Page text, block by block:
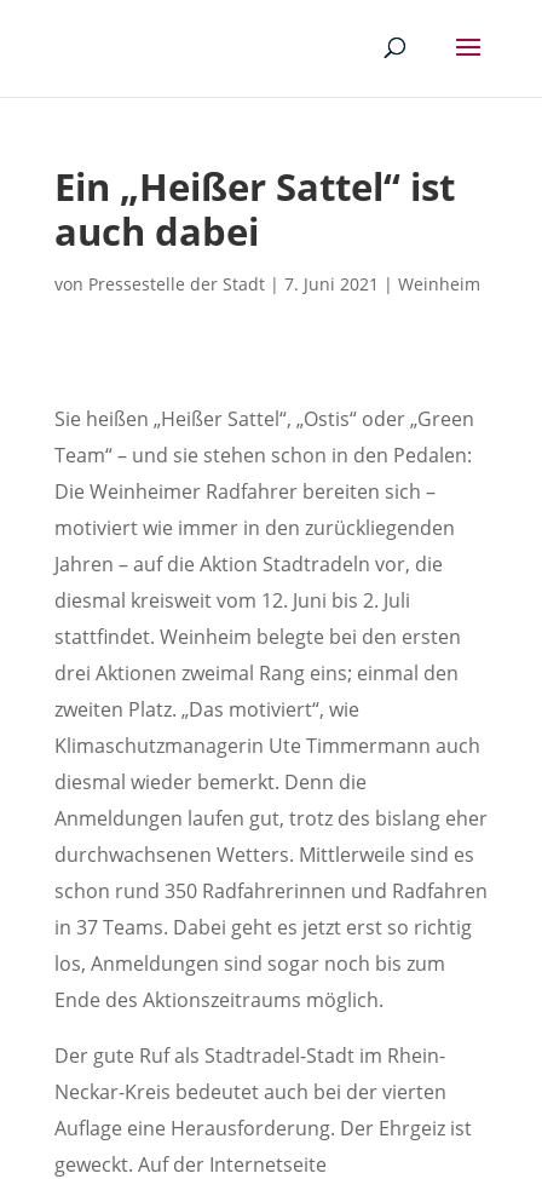
Ein „Heißer Sattel“ ist
auch dabei
von Pressestelle der Stadt| 7. Juni 2021 | Weinheim
Sie heißen „Heißer Sattel“, „Ostis“ oder „Green
Team“ – und sie stehen schon in den Pedalen:
Die Weinheimer Radfahrer bereiten sich –
motiviert wie immer in den zurückliegenden
Jahren – auf die Aktion Stadtradeln vor, die
diesmal kreisweit vom 12. Juni bis 2. Juli
stattfindet. Weinheim belegte bei den ersten
drei Aktionen zweimal Rang eins; einmal den
zweiten Platz. „Das motiviert“, wie
Klimaschutzmanagerin Ute Timmermann auch
diesmal wieder bemerkt. Denn die
Anmeldungen laufen gut, trotz des bislang eher
durchwachsenen Wetters. Mittlerweile sind es
schon rund 350 Radfahrerinnen und Radfahren
in 37 Teams. Dabei geht es jetzt erst so richtig
los, Anmeldungen sind sogar noch bis zum
Ende des Aktionszeitraums möglich.
Der gute Ruf als Stadtradel-Stadt im Rhein-
Neckar-Kreis bedeutet auch bei der vierten
Auflage eine Herausforderung. Der Ehrgeiz ist
geweckt. Auf der Internetseite